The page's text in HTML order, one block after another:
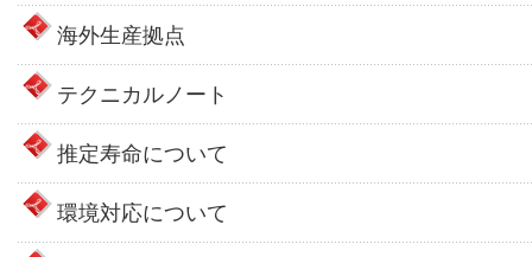
海外生産拠点
テクニカルノート
推定寿命について
環境対応について